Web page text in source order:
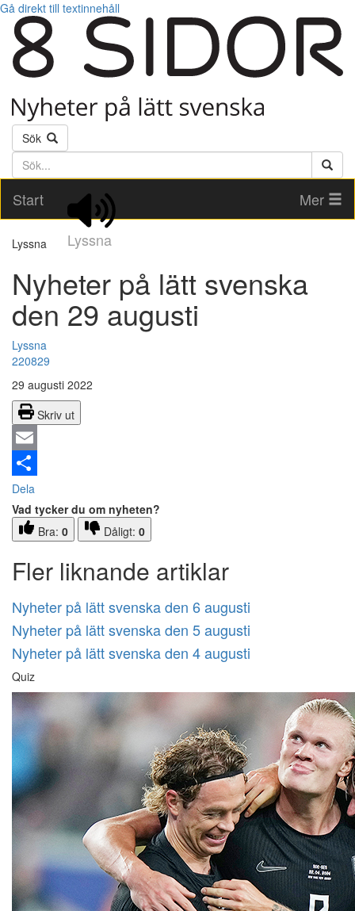
Gå direkt till textinnehåll
Sök
Söktext
Start
Lyssna
Mer
Lyssna
Nyheter på lätt svenska
den 29 augusti
Lyssna
220829
29 augusti 2022
Skriv ut
Email
Dela
Vad tycker du om nyheten?
Bra: 0 Dåligt: 0
Fler liknande artiklar
Nyheter på lätt svenska den 6 augusti
Nyheter på lätt svenska den 5 augusti
Nyheter på lätt svenska den 4 augusti
Quiz